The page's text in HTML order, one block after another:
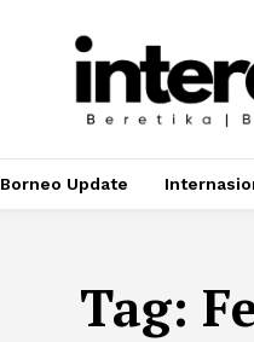
Borneo Update
Tag: